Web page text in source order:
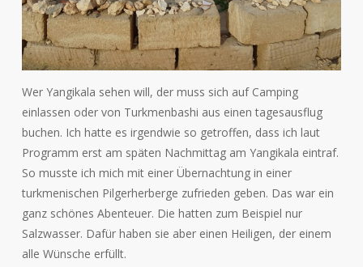
Wer Yangikala sehen will, der muss sich auf Camping
einlassen oder von Turkmenbashi aus einen tagesausflug
buchen. Ich hatte es irgendwie so getroffen, dass ich laut
Programm erst am späten Nachmittag am Yangikala eintraf.
So musste ich mich mit einer Übernachtung in einer
turkmenischen Pilgerherberge zufrieden geben. Das war ein
ganz schönes Abenteuer. Die hatten zum Beispiel nur
Salzwasser. Dafür haben sie aber einen Heiligen, der einem
alle Wünsche erfüllt.